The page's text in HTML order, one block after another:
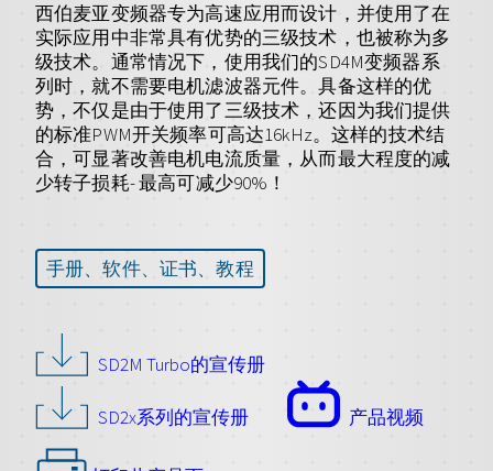
西伯麦亚变频器专为高速应用而设计，并使用了在
实际应用中非常具有优势的三级技术，也被称为多
级技术。通常情况下，使用我们的SD4M变频器系
列时，就不需要电机滤波器元件。具备这样的优
势，不仅是由于使用了三级技术，还因为我们提供
的标准PWM开关频率可高达16kHz。这样的技术结
合，可显著改善电机电流质量，从而最大程度的减
少转子损耗- 最高可减少90%！
手册、软件、证书、教程
SD2M Turbo的宣传册
SD2x系列的宣传册 产品视频